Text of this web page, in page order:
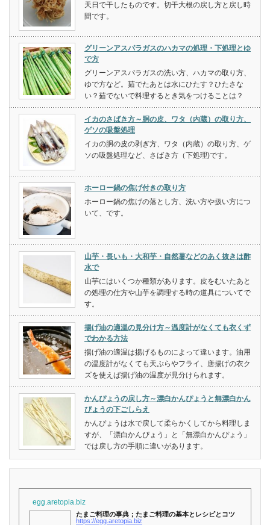
天日で干したものです。切干大根の戻し方と戻し時
間です。
グリーンアスパラガスのハカマの処理・下処理とゆ
で方
グリーンアスパラガスの洗い方、ハカマの取り方、
ゆで方など。茹でたあとは水にひたす？ひたさな
い？茹でないで料理するとき気をつけることは？
イカのさばき方～胴の皮、ワタ（内蔵）の取り方、
ゲソの吸盤処理
イカの胴の皮の剥ぎ方、ワタ（内蔵）の取り方、ゲ
ソの吸盤処理など、さばき方（下処理)です。
ホーロー鍋の焦げ付きの取り方
ホーロー鍋の焦げの落とし方、洗い方や扱い方につ
いて、です。
山芋・長いも・大和芋・自然薯などのあく抜きは酢
水で
山芋にはいくつか種類があります。皮をむいたあと
の処理の仕方や山芋を調理する時の道具についてで
す。
揚げ油の適温の見分け方～温度計がなくても衣くず
でわかる方法
揚げ油の適温は揚げるものによって違います。油用
の温度計がなくても天ぷらやフライ、唐揚げの衣ク
ズを使えば揚げ油の温度が見分けられます。
かんぴょうの戻し方～漂白かんぴょうと無漂白かん
ぴょうの下ごしらえ
かんぴょうは水で戻して柔らかくしてから料理しま
すが、「漂白かんぴょう」と「無漂白かんぴょう」
では戻し方の手順に違いがあります。
egg.aretopia.biz
たまご料理の事典；たまご料理の基本とレシピとコツ
https://egg.aretopia.biz